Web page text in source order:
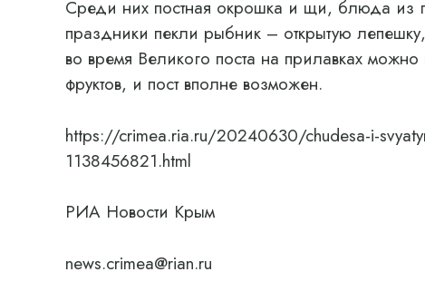
Среди них постная окрошка и щи, блюда из
праздники пекли рыбник – открытую
во время Великого поста на прилавках
фруктов, и пост вполне возможен.
https://crimea.ria.ru/20240630/chudesa-i-
1138456821.html
РИА Новости Крым
news.crimea@rian.ru